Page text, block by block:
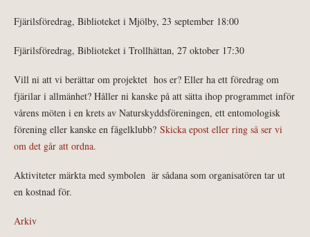
Fjärilsföredrag, Biblioteket i Mjölby, 23 september 18:00
Fjärilsföredrag, Biblioteket i Trollhättan, 27 oktober 17:30
Vill ni att vi berättar om projektet hos er? Eller ha ett föredrag om
fjärilar i allmänhet? Håller ni kanske på att sätta ihop programmet inför
vårens möten i en krets av Naturskyddsföreningen, ett entomologisk
förening eller kanske en fågelklubb? Skicka epost eller ring så ser vi
om det går att ordna.
Aktiviteter märkta med symbolen är sådana som organisatören tar ut
en kostnad för.
Arkiv